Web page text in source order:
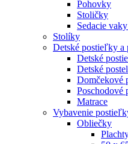
Pohovky
Stoličky
Sedacie
Stolíky
Detské postieľky a
Detské
Detské
Domčekové
Poschodové
Matrace
Vybavenie
Obliečky